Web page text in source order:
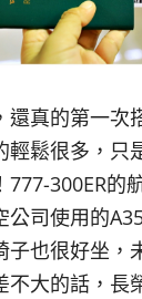
還真的第一次
輕鬆很多，只
777-300ER的
公司使用的
子也很好坐，
不大的話，長